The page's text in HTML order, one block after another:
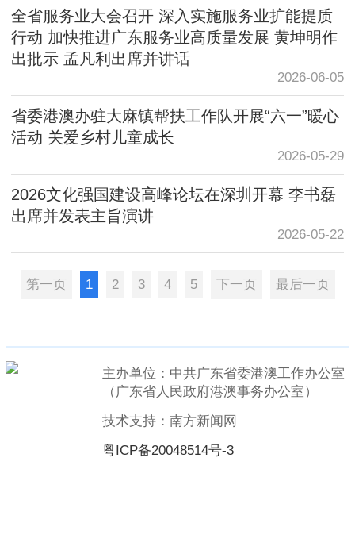
全省服务业大会召开 深入实施服务业扩能提质
行动 加快推进广东服务业高质量发展 黄坤明作
出批示 孟凡利出席并讲话
2026-06-05
省委港澳办驻大麻镇帮扶工作队开展“六一”暖心
活动 关爱乡村儿童成长
2026-05-29
2026文化强国建设高峰论坛在深圳开幕 李书磊
出席并发表主旨演讲
2026-05-22
第一页 1 2 3 4 5 下一页 最后一页
主办单位：中共广东省委港澳工作办公室
（广东省人民政府港澳事务办公室）
技术支持：南方新闻网
粤ICP备20048514号-3